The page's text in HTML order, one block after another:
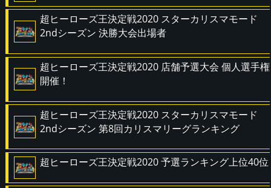
超ヒーローズ王決定戦2020 スターカリスマモード
2ndシーズン 決勝大会出場者
超ヒーローズ王決定戦2020 店舗予選大会 個人選手権
開催！
超ヒーローズ王決定戦2020 スターカリスマモード
2ndシーズン 第8回カリスマリーグランキング
超ヒーローズ王決定戦2020 予選ランキング上位40位